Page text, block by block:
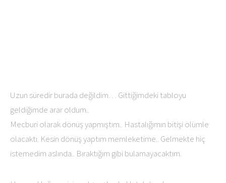
Uzun süredir burada değildim… Gittiğimdeki tabloyu
geldiğimde arar oldum..
Mecburi olarak dönüş yapmıştım.. Hastalığımın bitişi ölümle
olacaktı. Kesin dönüş yaptım memleketime.. Gelmekte hiç
istemedim aslında.. Bıraktığım gibi bulamayacaktım.